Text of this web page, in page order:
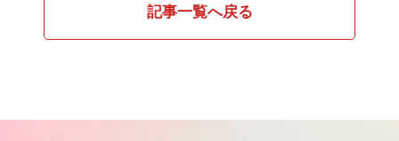
記事一覧へ戻る